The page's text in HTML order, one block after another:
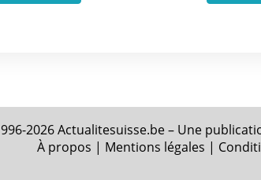
2026 Actualitesuisse.be – Une
À propos | Mentions légales |